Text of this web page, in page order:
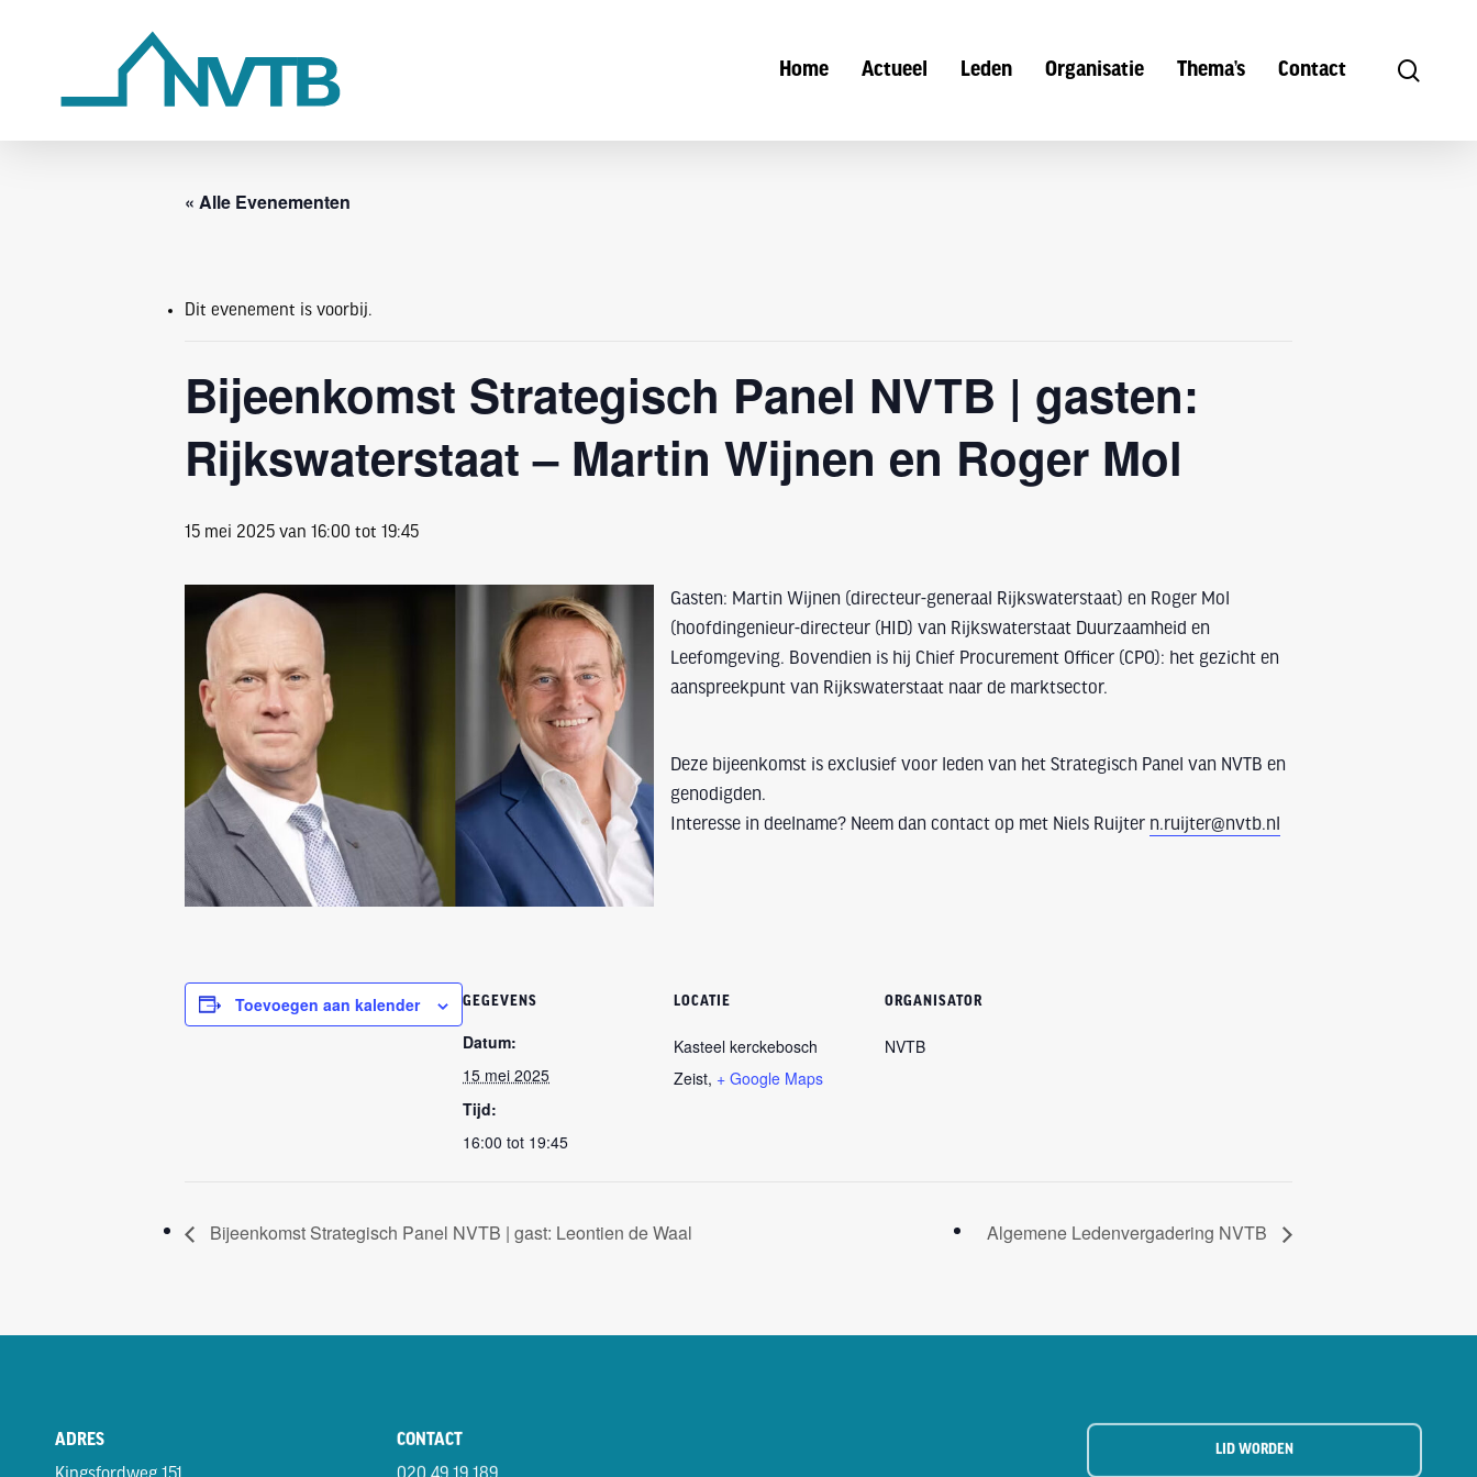
Home Actueel Leden Organisatie Thema’s Contact
« Alle Evenementen
Dit evenement is voorbij.
Bijeenkomst Strategisch Panel NVTB | gasten:
Rijkswaterstaat – Martin Wijnen en Roger Mol
15 mei 2025 van 16:00 tot 19:45
Gasten: Martin Wijnen (directeur-generaal Rijkswaterstaat) en Roger Mol
(hoofdingenieur-directeur (HID) van Rijkswaterstaat Duurzaamheid en
Leefomgeving. Bovendien is hij Chief Procurement Officer (CPO): het gezicht en
aanspreekpunt van Rijkswaterstaat naar de marktsector.
Deze bijeenkomst is exclusief voor leden van het Strategisch Panel van NVTB en
genodigden.
Interesse in deelname? Neem dan contact op met Niels Ruijter n.ruijter@nvtb.nl
Toevoegen aan kalender GEGEVENS
Datum:
15 mei 2025
Tijd:
16:00 tot 19:45
LOCATIE
Kasteel kerckebosch
Zeist, + Google Maps
ORGANISATOR
NVTB
Bijeenkomst Strategisch Panel NVTB | gast: Leontien de Waal Algemene Ledenvergadering NVTB
ADRES
CONTACT
LID WORDEN